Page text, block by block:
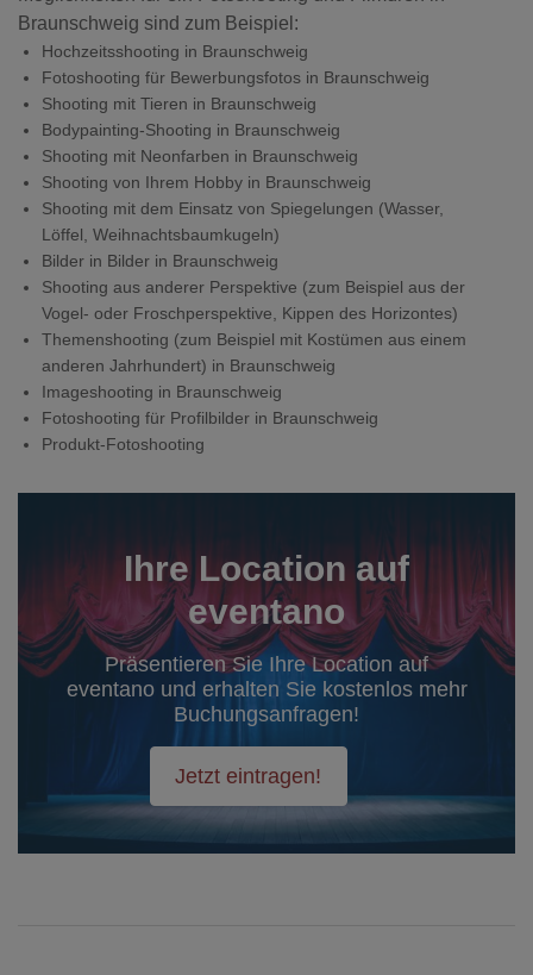
Braunschweig sind zum Beispiel:
Hochzeitsshooting in Braunschweig
Fotoshooting für Bewerbungsfotos in Braunschweig
Shooting mit Tieren in Braunschweig
Bodypainting-Shooting in Braunschweig
Shooting mit Neonfarben in Braunschweig
Shooting von Ihrem Hobby in Braunschweig
Shooting mit dem Einsatz von Spiegelungen (Wasser,
Löffel, Weihnachtsbaumkugeln)
Bilder in Bilder in Braunschweig
Shooting aus anderer Perspektive (zum Beispiel aus der
Vogel- oder Froschperspektive, Kippen des Horizontes)
Themenshooting (zum Beispiel mit Kostümen aus einem
anderen Jahrhundert) in Braunschweig
Imageshooting in Braunschweig
Fotoshooting für Profilbilder in Braunschweig
Produkt-Fotoshooting
Ihre Location auf
eventano
Präsentieren Sie Ihre Location auf
eventano und erhalten Sie kostenlos mehr
Buchungsanfragen!
Jetzt eintragen!